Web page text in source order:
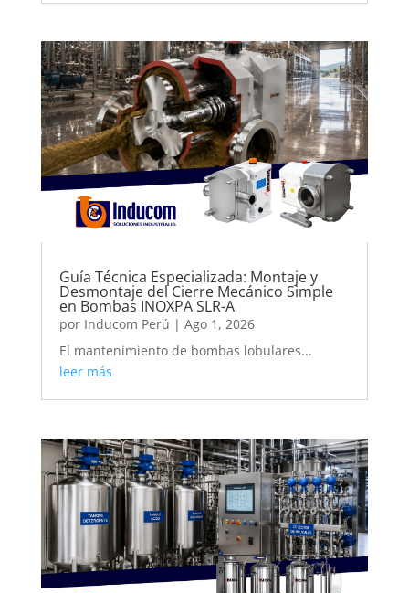
Guía Técnica Especializada: Montaje y
Desmontaje del Cierre Mecánico Simple
en Bombas INOXPA SLR-A
por Inducom Perú | Ago 1, 2026
El mantenimiento de bombas lobulares...
leer más